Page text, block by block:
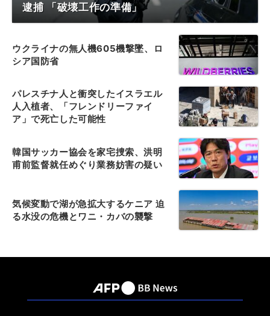
逮捕 「破壊工作の準備」
ウクライナの無人機605機撃墜、ロ
シア国防省
パレスチナ人と衝突したイスラエル
人入植者、「フレンドリーファイ
ア」で死亡した可能性
韓国サッカー協会を家宅捜索、洪明
甫前監督就任めぐり業務妨害の疑い
気候変動で湖が急拡大するケニア 迫
る水没の危機とワニ・カバの襲撃